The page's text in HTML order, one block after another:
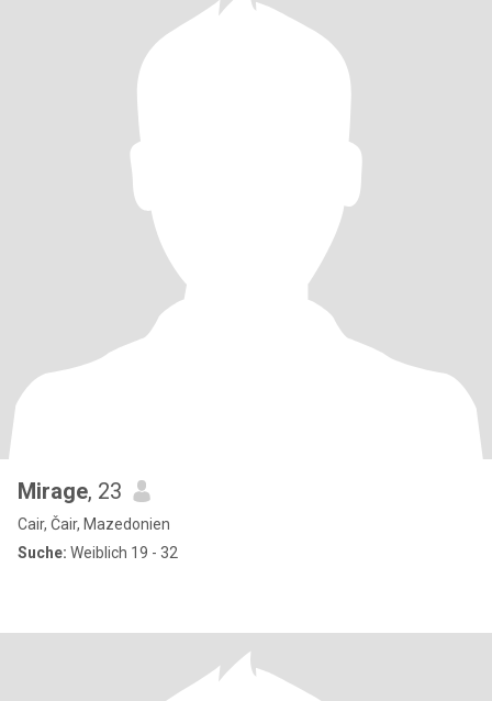
Mirage, 23
Cair, Čair, Mazedonien
Suche: Weiblich 19 - 32